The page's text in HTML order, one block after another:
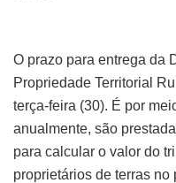
O prazo para entrega da
Propriedade Territorial
terça-feira (30). É por
anualmente, são
para calcular o valor do
proprietários de terras no